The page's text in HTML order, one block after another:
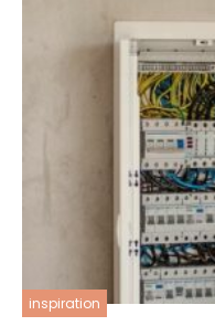
inspiration